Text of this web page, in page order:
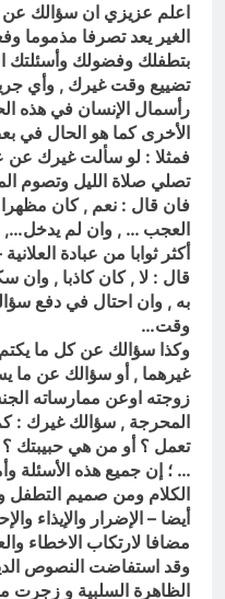
اعلم عزيزي ان سؤالك عن
الغير يعد تصرفا مذموما
بتطفلك وفضولك وأسئلتك
تضييع وقت غيرك , وأي
رأسمال الإنسان في هذه
الأخرى كما هو الحال في
فمثلا : لو سألت غيرك عن
تصلي صلاة الليل وتصوم
فان قال : نعم , كان مظهرا
العجب … , وان لم يدخل…,
أكثر ثوابا من عبادة
قال : لا , كان كاذبا , وان
به , وان احتال في دفع
وقت…
وكذا سؤالك عن كل ما
غيرهما , أو سؤالك عن ما
زوجته اوعن ممارساته
المحرجة , سؤالك غيرك : كم
تعمل ؟ أو من هي حبيبتك ؟
… ؛ إن جميع هذه الأسئلة
الكلام ومن صميم التطفل
أيضا – الإضرار والإيذاء
مضافا لارتكاب الاخطاء
وقد استفاضت النصوص
الظاهرة السلبية و زجرت